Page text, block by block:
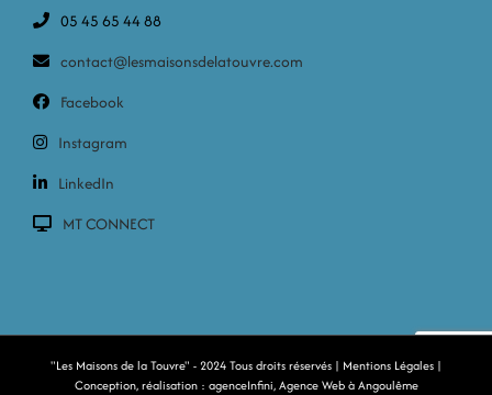
05 45 65 44 88
contact@lesmaisonsdelatouvre.com
Facebook
Instagram
LinkedIn
MT CONNECT
"Les Maisons de la Touvre" - 2024 Tous droits réservés | Mentions Légales |
Conception, réalisation : agenceInfini, Agence Web à Angoulême